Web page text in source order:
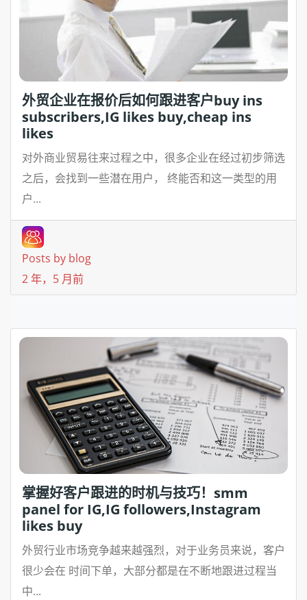
外贸企业在报价后如何跟进客户buy ins
subscribers,IG likes buy,cheap ins
likes
对外商业贸易往来过程之中，很多企业在经过初步筛选
之后，会找到一些潜在用户， 终能否和这一类型的用
户...
Posts by blog
2 年，5 月前
掌握好客户跟进的时机与技巧！smm
panel for IG,IG followers,Instagram
likes buy
外贸行业市场竞争越来越强烈，对于业务员来说，客户
很少会在 时间下单，大部分都是在不断地跟进过程当
中...